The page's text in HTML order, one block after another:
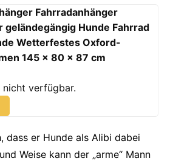
Fahrradanhänger
Hunde Fahrrad
Wetterfestes Oxford-
145 x 80 x 87 cm
verfügbar.
dass er Hunde als Alibi dabei
Weise kann der „arme“ Mann